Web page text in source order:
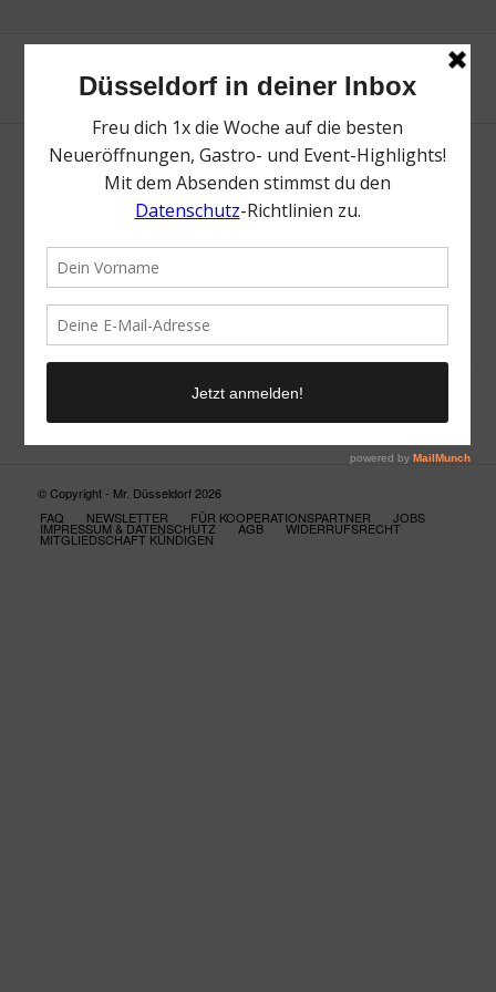
Neue Suche
Suchergebnis nicht zufriedenstellend? Versuche es mal mit
einem Wortteil oder einer anderen Schreibweise.
© Copyright - Mr. Düsseldorf 2026
FAQ
NEWSLETTER FÜR KOOPERATIONSPARTNER JOBS
IMPRESSUM & DATENSCHUTZ AGB WIDERRUFSRECHT
MITGLIEDSCHAFT KÜNDIGEN